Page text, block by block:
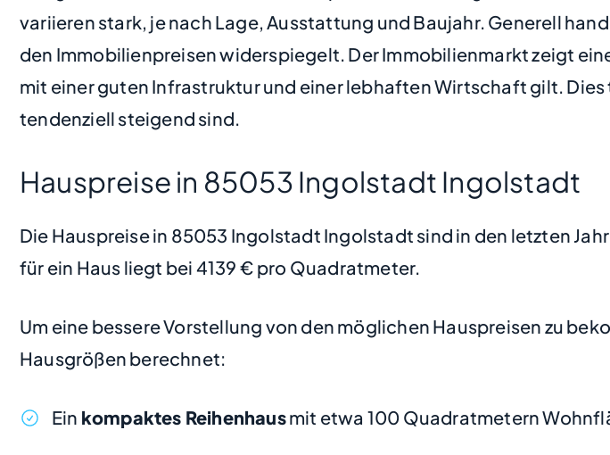
variieren stark, je nach Lage, Ausstattung und Baujahr. Generell
den Immobilienpreisen widerspiegelt. Der Immobilienmarkt zeigt
mit einer guten Infrastruktur und einer lebhaften Wirtschaft gilt.
tendenziell steigend sind.
Hauspreise in 85053 Ingolstadt Ingolstadt
Die Hauspreise in 85053 Ingolstadt Ingolstadt sind in den letzten
für ein Haus liegt bei 4139 € pro Quadratmeter.
Um eine bessere Vorstellung von den möglichen Hauspreisen zu
Hausgrößen berechnet:
Ein kompaktes Reihenhausmit etwa 100 Quadratmetern